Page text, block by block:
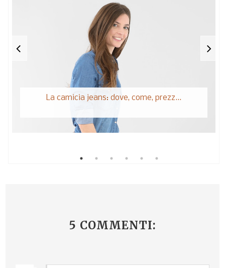
La camicia jeans: dove, come, prezz...
5 COMMENTI: